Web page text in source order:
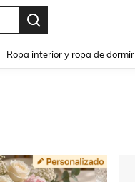
Ropa interior y ropa de dormir